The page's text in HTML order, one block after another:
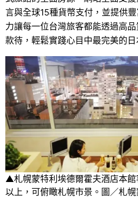
言與全球15種貨幣支付，並提供
力讓每一位台灣旅客都能透過高
款待，輕鬆實踐心目中最完美的日
▲札幌蒙特利埃德爾霍夫酒店本館
以上，可俯瞰札幌市景。圖／札